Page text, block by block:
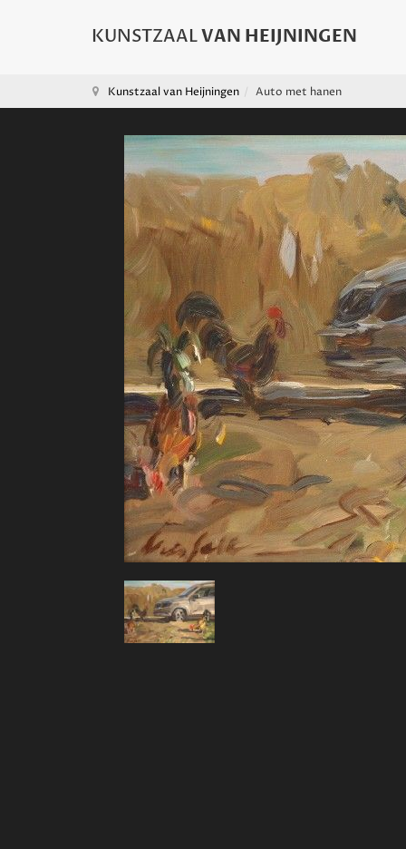
Kunstzaal van Heijningen Auto met hanen